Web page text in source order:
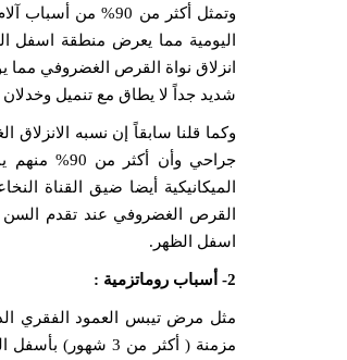
وتمثل أكثر من
اليومية مما يعرض منطقة اسفل
انزلاق نواة القرص الغضروفي
شديد جداً لا يطاق مع تنميل وخدلان
جراحي وأن
الميكانيكية أيضا ضيق القناة
القرص الغضروفي عند تقدم
اسفل الظهر.
2- أسباب روماتزمية :
مزمنة ( أكثر من 3